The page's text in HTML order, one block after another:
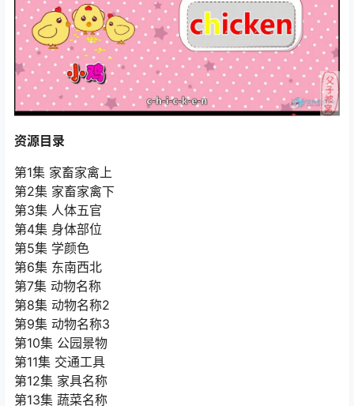
资源目录
第1集 家畜家禽上
第2集 家畜家禽下
第3集 人体五官
第4集 身体部位
第5集 学颜色
第6集 东南西北
第7集 动物名称
第8集 动物名称2
第9集 动物名称3
第10集 公园景物
第11集 交通工具
第12集 家具名称
第13集 蔬菜名称